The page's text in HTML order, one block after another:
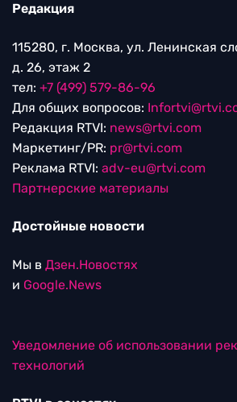
Редакция
115280, г. Москва, ул. Ленинская
д. 26, этаж 2
тел: +7 (499) 579-86-96
Для общих вопросов:
Редакция RTVI: news@rtvi.com
Маркетинг/PR: pr@rtvi.com
Реклама RTVI: adv-eu@rtvi.com
Партнерские материалы
Достойные новости
Мы в Дзен.Новостях
и Google.News
Уведомление об использовании
технологий